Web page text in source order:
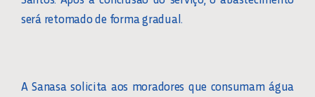
será retomado de forma gradual.
A Sanasa solicita aos moradores que consumam água